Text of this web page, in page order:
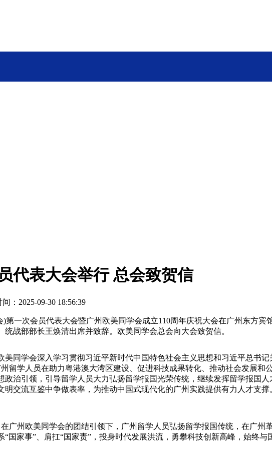
代表大会举行 总会致贺信
：2025-09-30 18:56:39
次会员代表大会暨广州欧美同学会成立110周年庆祝大会在广州东方宾
战部部长王焕清出席并致辞。欧美同学会总会向大会致贺信。
学会深入学习贯彻习近平新时代中国特色社会主义思想和习近平总书
留学人员在助力粤港澳大湾区建设、促进科技成果转化、推动社会发展
治引领，引导留学人员大力弘扬留学报国光荣传统，继续发挥留学报国
交流互鉴中争做表率，为推动中国式现代化的广州实践提供有力人才支
州欧美同学会的团结引领下，广州留学人员弘扬留学报国传统，在广州
国家事”、肩扛“国家责”，投身时代发展洪流，勇攀科技创新高峰，始终